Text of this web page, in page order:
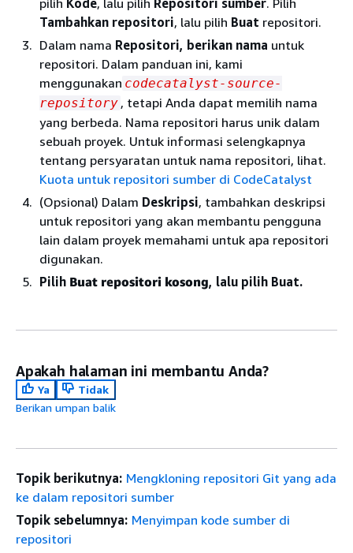
pilih Kode, lalu pilih Repositori sumber. Pilih
Tambahkan repositori, lalu pilih Buat repositori.
Dalam nama Repositori, berikan nama untuk
repositori. Dalam panduan ini, kami
menggunakan codecatalyst-source-
repository , tetapi Anda dapat memilih nama
yang berbeda. Nama repositori harus unik dalam
sebuah proyek. Untuk informasi selengkapnya
tentang persyaratan untuk nama repositori, lihat.
Kuota untuk repositori sumber di CodeCatalyst
(Opsional) Dalam Deskripsi, tambahkan deskripsi
untuk repositori yang akan membantu pengguna
lain dalam proyek memahami untuk apa repositori
digunakan.
Pilih Buat repositori kosong, lalu pilih Buat.
Apakah halaman ini membantu Anda?
Ya
Tidak
Berikan umpan balik
Topik berikutnya: Mengkloning repositori Git yang ada
ke dalam repositori sumber
Topik sebelumnya: Menyimpan kode sumber di
repositori